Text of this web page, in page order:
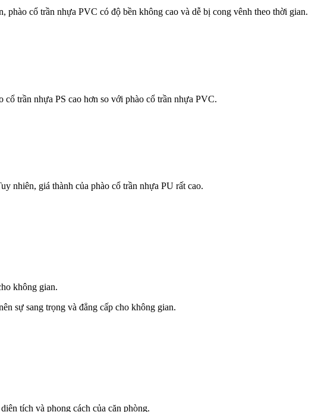
cổ trần nhựa PVC có độ bền không cao và dễ bị cong vênh theo thời gian.
trần nhựa PS cao hơn so với phào cổ trần nhựa PVC.
nhiên, giá thành của phào cổ trần nhựa PU rất cao.
không gian.
sự sang trọng và đẳng cấp cho không gian.
tích và phong cách của căn phòng.